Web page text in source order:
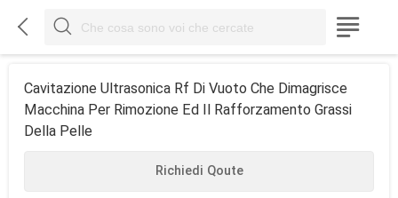
  
Cavitazione Ultrasonica Rf Di Vuoto Che Dimagrisce
Macchina Per Rimozione Ed Il Rafforzamento Grassi
Della Pelle
Richiedi Qoute